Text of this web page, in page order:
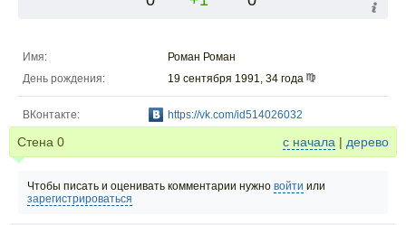
Имя:
Роман Роман
День рождения:
19 сентября 1991, 34 года
ВКонтакте: https://vk.com/id514026032
Стена 0 с начала | дерево
Чтобы писать и оценивать комментарии нужно войти или
зарегистрироваться